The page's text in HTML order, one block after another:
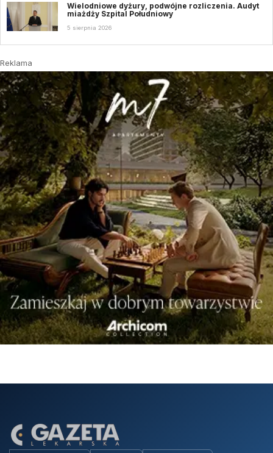
Wielodniowe dyżury, podwójne rozliczenia. Audyt
miażdży Szpital Południowy
5 sierpnia 2026
Reklama